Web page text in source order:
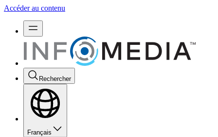
Accéder au contenu
Rechercher
Français